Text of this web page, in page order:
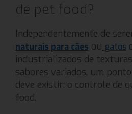
de pet food?
Independentemente de
naturais para cães ou gatos
industrializados de
sabores variados, um
deve existir: o controle de
food.